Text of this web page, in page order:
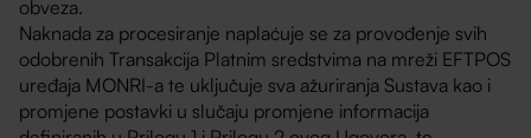
obveza.
Naknada za procesiranje naplaćuje se za provođenje svih
odobrenih Transakcija Platnim sredstvima na mreži EFTPOS
uređaja MONRI-a te uključuje sva ažuriranja Sustava kao i
promjene postavki u slučaju promjene informacija